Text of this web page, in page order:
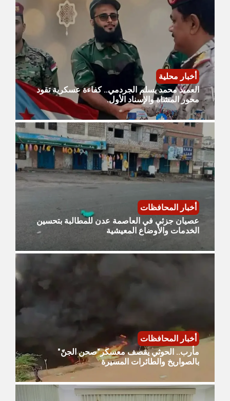
أخبار محلية
العميد محمد يسلم الجردمي.. كفاءة عسكرية تقود
محور المشاة والإسناد الأول.
أخبار المحافظات
عصيان جزئي في العاصمة عدن للمطالبة بتحسين
الخدمات والأوضاع المعيشية
أخبار المحافظات
مأرب.. الحوثي يقصف معسكر"صحن الجنّ"
بالصواريخ والطائرات المسيرة